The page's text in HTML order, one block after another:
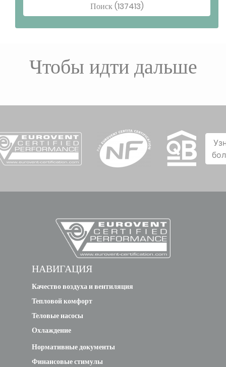
Поиск (137413)
Чтобы идти дальше
НАВИГАЦИЯ
Качество воздуха и вентиляция
Тепловой комфорт
Теловые насосы
Охлаждение
Нормативные документы
Финансовые стимулы